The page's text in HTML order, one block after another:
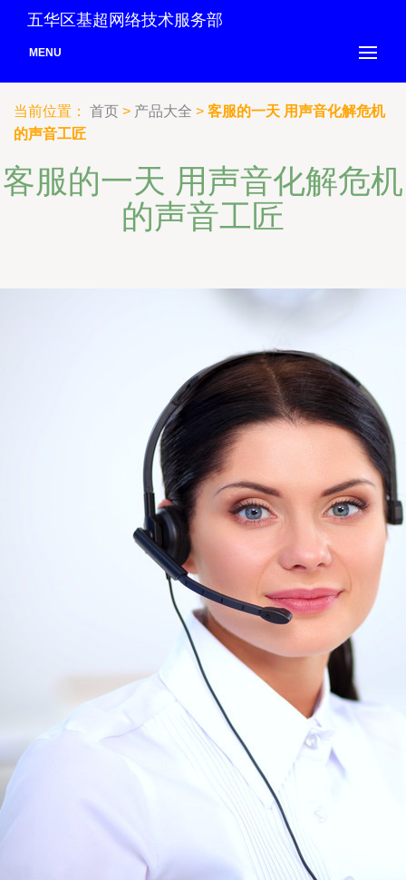
五华区基超网络技术服务部
MENU
当前位置： 首页 > 产品大全 > 客服的一天 用声音化解危机
的声音工匠
客服的一天 用声音化解危机
的声音工匠